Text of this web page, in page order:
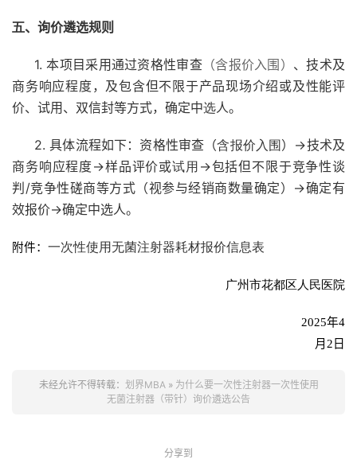
五、询价遴选规则
1. 本项目采用通过资格性审查（含报价入围） 、技术及
商务响应程度，及包含但不限于产品现场介绍或及性能评
价、试用、双信封等方式，确定中选人。
2. 具体流程如下：资格性审查（含报价入围）→技术及
商务响应程度→样品评价或试用 →包括但不限于竞争性谈
判/竞争性磋商等方式（视参与经销商数量确定）→确定有
效报价→确定中选人。
附件： 一次性使用无菌注射器耗材报价信息表
广州市花都区人民医院
2025年4
月2 日
未经允许不得转载： 划界MBA» 为什么要一次性注射器一次性使用
无菌注射器（带针）询价遴选公告
分享到